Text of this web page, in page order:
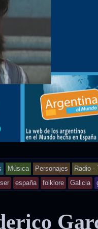
Música Personajes Radio -
españa folklore Galicia